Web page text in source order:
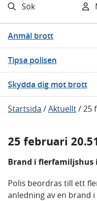
Sök
Anmäl brott
Tipsa polisen
Skydda dig mot brott
Startsida /Aktuellt/25
25 februari
Brand i flerfamiljshus
Polis beordras till ett
anledning av en brand